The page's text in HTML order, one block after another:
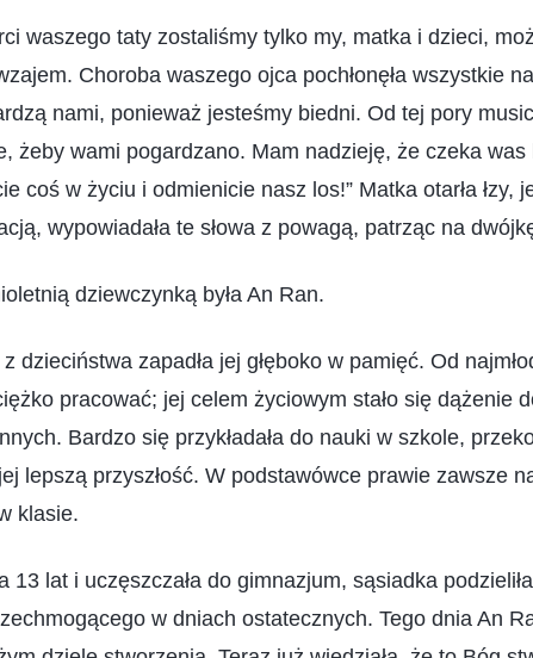
waszego taty zostaliśmy tylko my, matka i dzieci,
Choroba waszego ojca pochłonęła wszystkie
nami, ponieważ jesteśmy biedni. Od tej pory
żeby wami pogardzano. Mam nadzieję, że czeka was
coś w życiu i odmienicie nasz los!” Matka otarła łzy,
wypowiadała te słowa z powagą, patrząc na
dziewczynką była An Ran.
dzieciństwa zapadła jej głęboko w pamięć. Od
pracować; jej celem życiowym stało się dążenie
Bardzo się przykładała do nauki w szkole,
lepszą przyszłość. W podstawówce prawie zawsze
klasie.
13 lat i uczęszczała do gimnazjum, sąsiadka
w dniach ostatecznych. Tego dnia An